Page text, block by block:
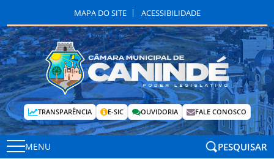
MAPA DO SITE ACESSIBILIDADE
TRANSPARÊNCIA E-SIC OUVIDORIA FALE CONOSCO
MENU PESQUISAR